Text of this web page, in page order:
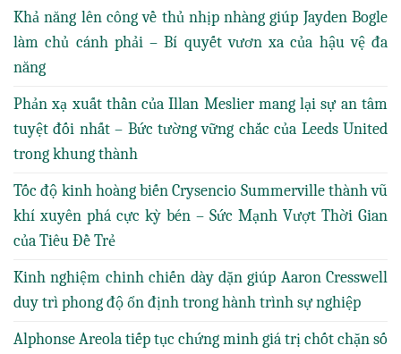
Khả năng lên công về thủ nhịp nhàng giúp Jayden Bogle
làm chủ cánh phải – Bí quyết vươn xa của hậu vệ đa
năng
Phản xạ xuất thần của Illan Meslier mang lại sự an tâm
tuyệt đối nhất – Bức tường vững chắc của Leeds United
trong khung thành
Tốc độ kinh hoàng biến Crysencio Summerville thành vũ
khí xuyên phá cực kỳ bén – Sức Mạnh Vượt Thời Gian
của Tiêu Đề Trẻ
Kinh nghiệm chinh chiến dày dặn giúp Aaron Cresswell
duy trì phong độ ổn định trong hành trình sự nghiệp
Alphonse Areola tiếp tục chứng minh giá trị chốt chặn số